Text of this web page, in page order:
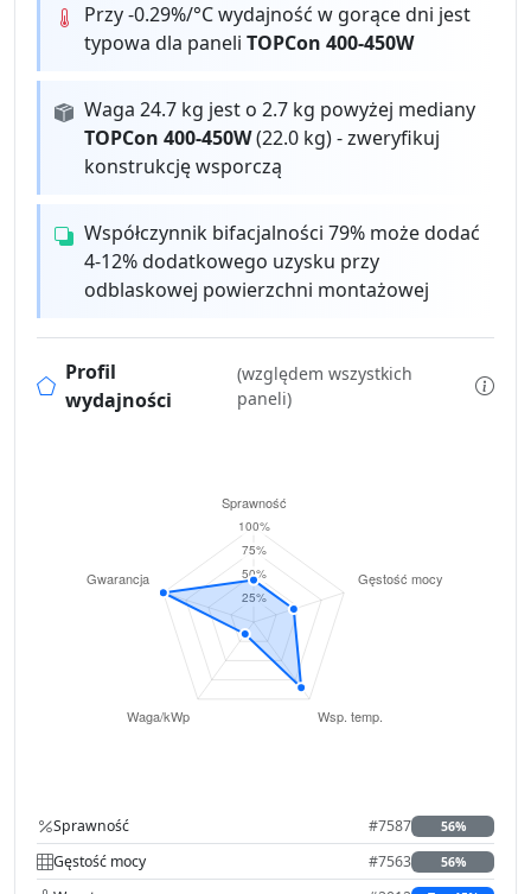
Przy -0.29%/°C wydajność w gorące dni jest
typowa dla paneliTOPCon 400-450W
Waga 24.7 kg jest o 2.7 kg powyżej mediany
TOPCon 400-450W(22.0 kg) - zweryfikuj
konstrukcję wsporczą
Współczynnik bifacjalności 79% może dodać
4-12% dodatkowego uzysku przy
odblaskowej powierzchni montażowej
Profil
wydajności
(względem wszystkich
paneli)
Sprawność #7587 56%
Gęstość mocy #7563 56%